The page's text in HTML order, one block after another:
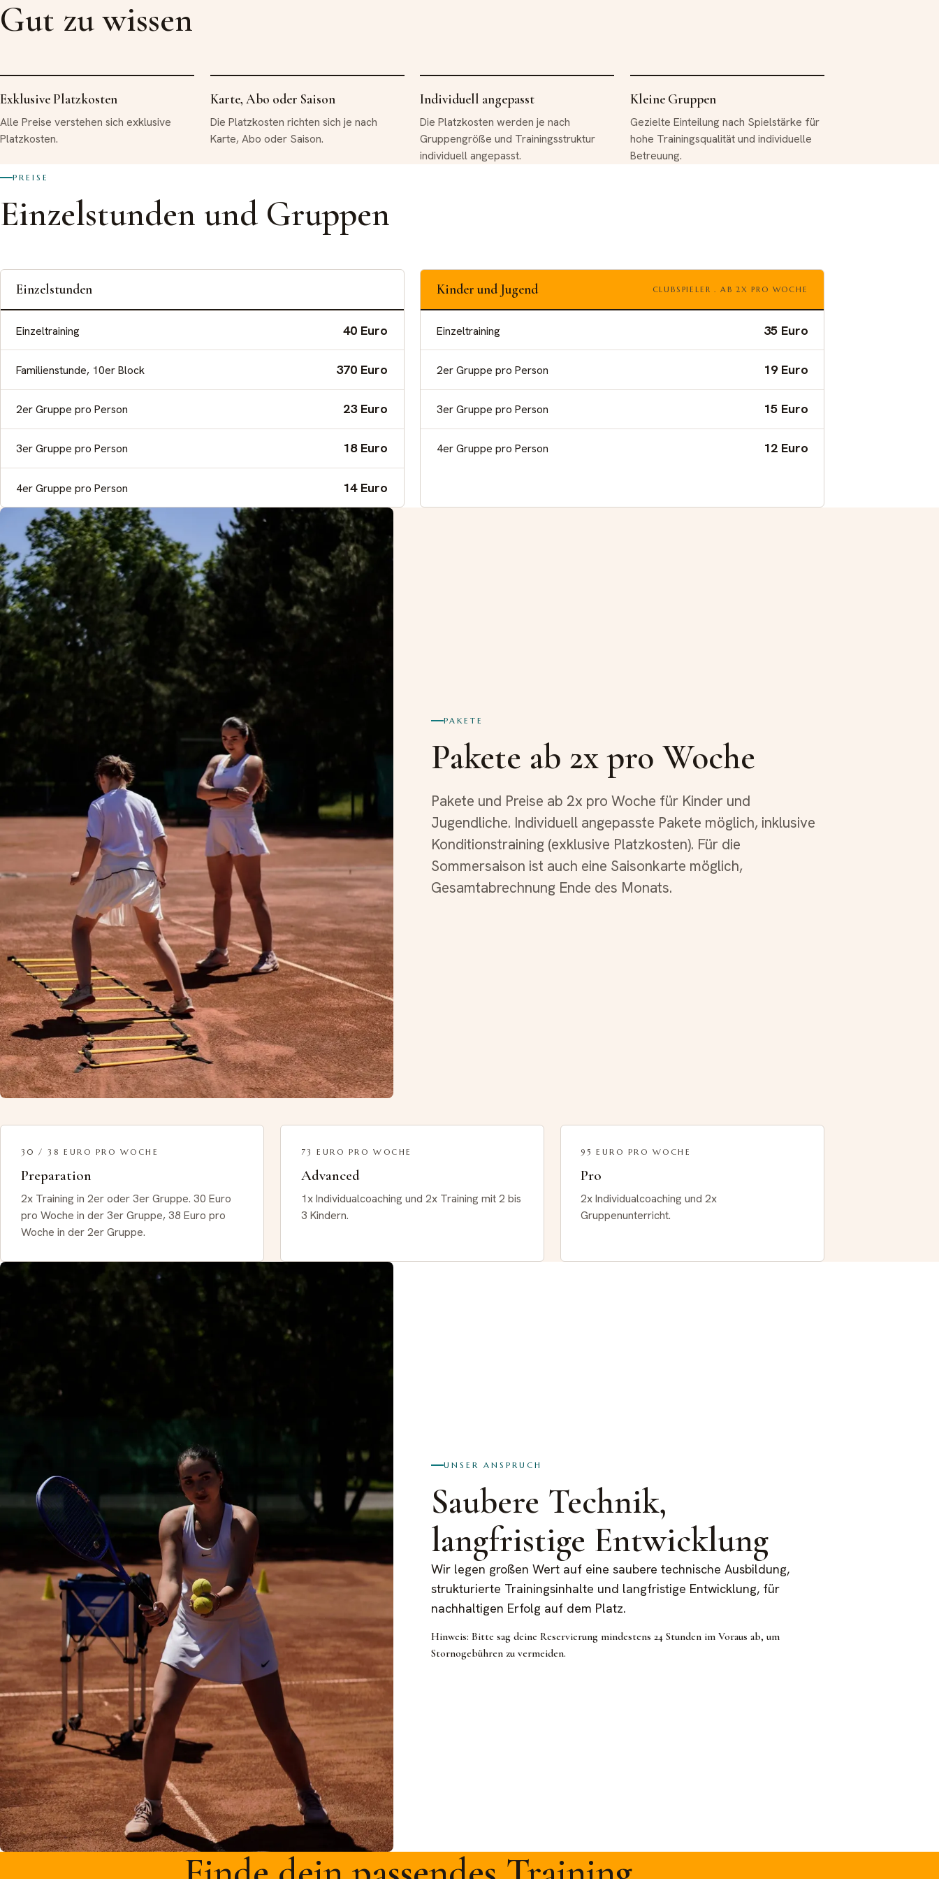
Gut zu wissen
Exklusive Platzkosten
Alle Preise verstehen sich exklusive
Platzkosten.
Karte, Abo oder Saison
Die Platzkosten richten sich je nach
Karte, Abo oder Saison.
Individuell angepasst
Die Platzkosten werden je nach
Gruppengröße und Trainingsstruktur
individuell angepasst.
Kleine Gruppen
Gezielte Einteilung nach Spielstärke für
hohe Trainingsqualität und individuelle
Betreuung.
PREISE
Einzelstunden und Gruppen
Einzelstunden
Einzeltraining 40 Euro
Familienstunde, 10er Block 370 Euro
2er Gruppe pro Person 23 Euro
3er Gruppe pro Person 18 Euro
4er Gruppe pro Person 14 Euro
Kinder und Jugend CLUBSPIELER . AB 2X PRO WOCHE
Einzeltraining 35 Euro
2er Gruppe pro Person 19 Euro
3er Gruppe pro Person 15 Euro
4er Gruppe pro Person 12 Euro
PAKETE
Pakete ab 2x pro Woche
Pakete und Preise ab 2x pro Woche für Kinder und
Jugendliche. Individuell angepasste Pakete möglich, inklusive
Konditionstraining (exklusive Platzkosten). Für die
Sommersaison ist auch eine Saisonkarte möglich,
Gesamtabrechnung Ende des Monats.
30 / 38 EURO PRO WOCHE
Preparation
2x Training in 2er oder 3er Gruppe. 30 Euro
pro Woche in der 3er Gruppe, 38 Euro pro
Woche in der 2er Gruppe.
73 EURO PRO WOCHE
Advanced
1x Individualcoaching und 2x Training mit 2 bis
3 Kindern.
95 EURO PRO WOCHE
Pro
2x Individualcoaching und 2x
Gruppenunterricht.
UNSER ANSPRUCH
Saubere Technik,
langfristige Entwicklung
Wir legen großen Wert auf eine saubere technische Ausbildung,
strukturierte Trainingsinhalte und langfristige Entwicklung, für
nachhaltigen Erfolg auf dem Platz.
Hinweis: Bitte sag deine Reservierung mindestens 24 Stunden im Voraus ab, um
Stornogebühren zu vermeiden.